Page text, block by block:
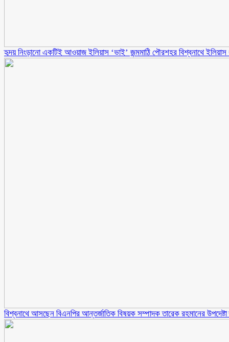
হৃদয় নিংড়ানো একটিই আওয়াজ ইলিয়াস ‘ভাই’ জন্মমাঠি পৌরশহর বিশ্বনাথে
বিশ্বনাথে আসছেন বিএনপির আন্তর্জাতিক বিষয়ক সম্পাদক তারেক রহমানের